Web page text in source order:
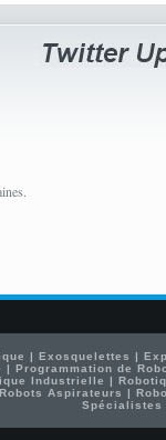
| Exosquelettes |
|Programmation de
Industrielle |
Robots Aspirateurs |
Spécialistes